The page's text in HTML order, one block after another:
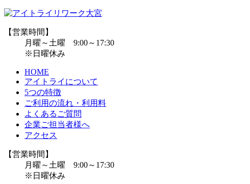
【営業時間】
月曜～土曜 9:00～17:30
※日曜休み
HOME
アイトライについて
5つの特徴
ご利用の流れ・利用料
よくあるご質問
企業ご担当者様へ
アクセス
【営業時間】
月曜～土曜 9:00～17:30
※日曜休み